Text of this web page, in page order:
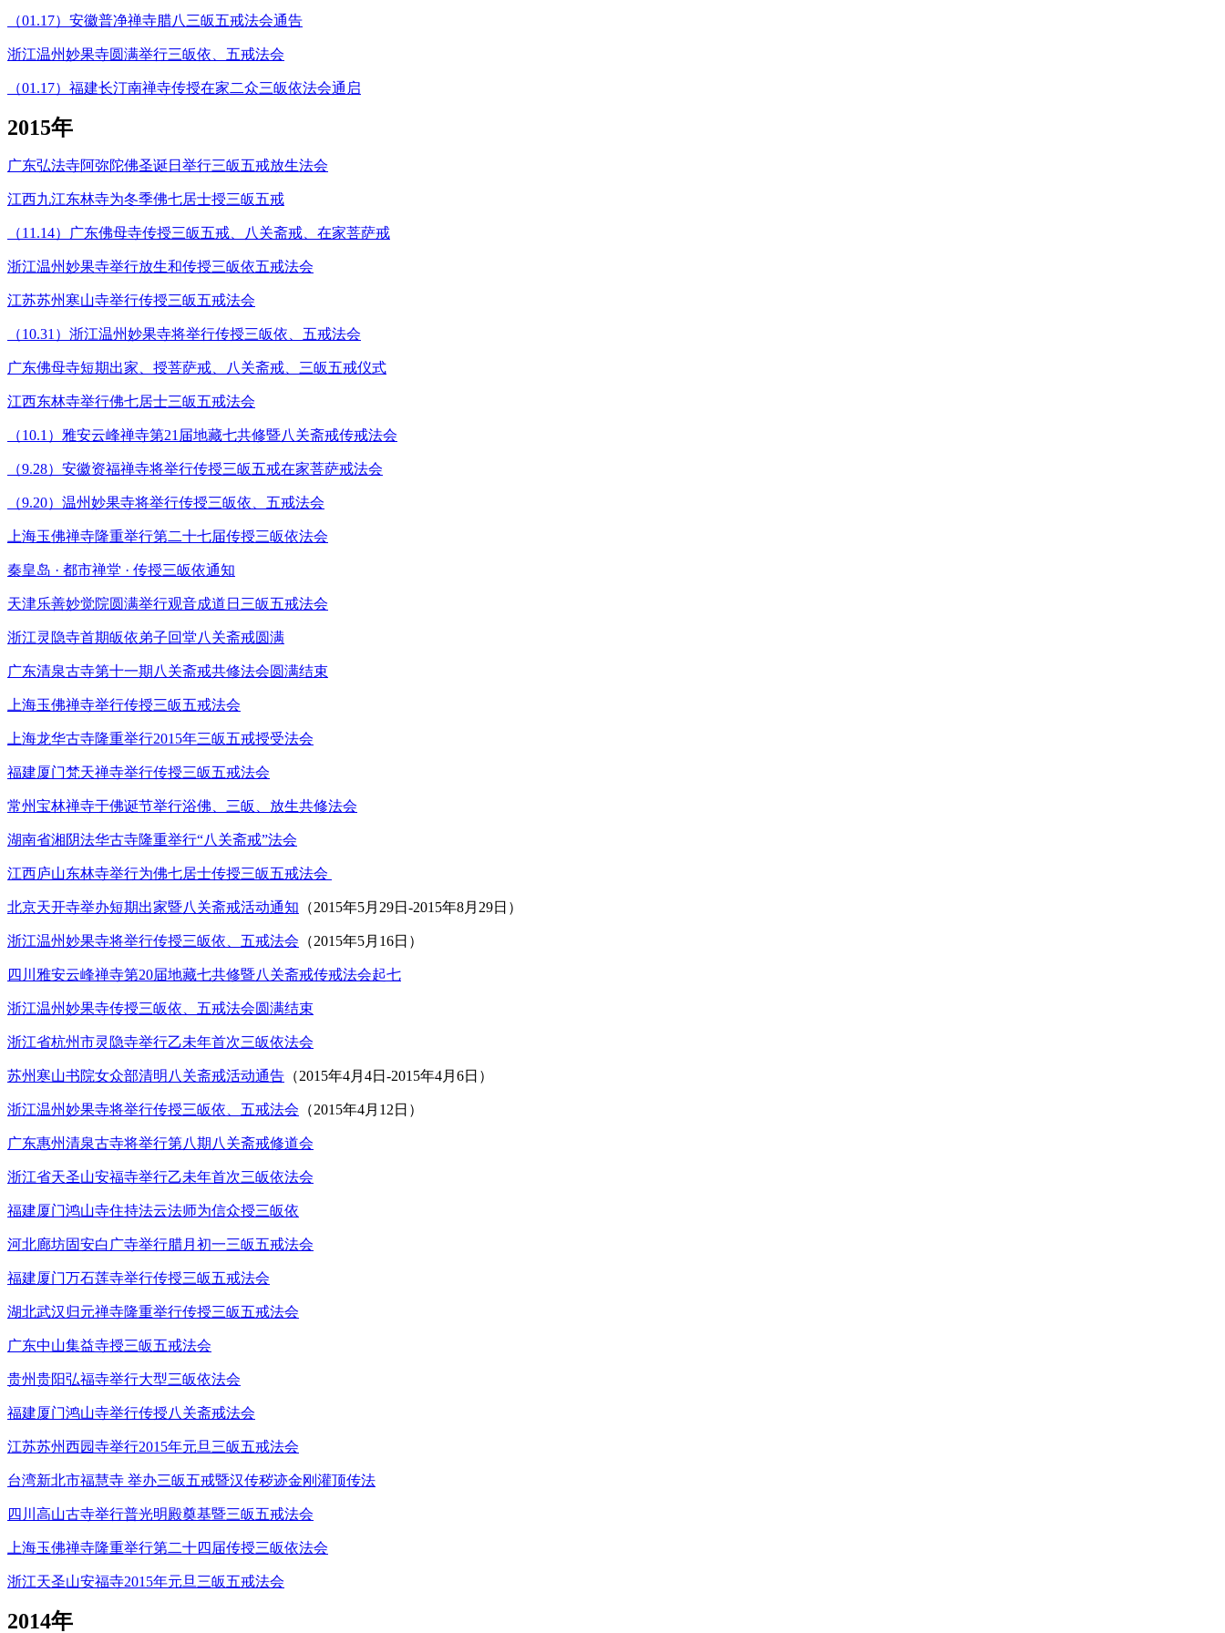
（01.17）安徽普净禅寺腊八三皈五戒法会通告
浙江温州妙果寺圆满举行三皈依、五戒法会
（01.17）福建长汀南禅寺传授在家二众三皈依法会通启
2015年
广东弘法寺阿弥陀佛圣诞日举行三皈五戒放生法会
江西九江东林寺为冬季佛七居士授三皈五戒
（11.14）广东佛母寺传授三皈五戒、八关斋戒、在家菩萨戒
浙江温州妙果寺举行放生和传授三皈依五戒法会
江苏苏州寒山寺举行传授三皈五戒法会
（10.31）浙江温州妙果寺将举行传授三皈依、五戒法会
广东佛母寺短期出家、授菩萨戒、八关斋戒、三皈五戒仪式
江西东林寺举行佛七居士三皈五戒法会
（10.1）雅安云峰禅寺第21届地藏七共修暨八关斋戒传戒法会
（9.28）安徽资福禅寺将举行传授三皈五戒在家菩萨戒法会
（9.20）温州妙果寺将举行传授三皈依、五戒法会
上海玉佛禅寺隆重举行第二十七届传授三皈依法会
秦皇岛 · 都市禅堂 · 传授三皈依通知
天津乐善妙觉院圆满举行观音成道日三皈五戒法会
浙江灵隐寺首期皈依弟子回堂八关斋戒圆满
广东清泉古寺第十一期八关斋戒共修法会圆满结束
上海玉佛禅寺举行传授三皈五戒法会
上海龙华古寺隆重举行2015年三皈五戒授受法会
福建厦门梵天禅寺举行传授三皈五戒法会
常州宝林禅寺于佛诞节举行浴佛、三皈、放生共修法会
湖南省湘阴法华古寺隆重举行“八关斋戒”法会
江西庐山东林寺举行为佛七居士传授三皈五戒法会
北京天开寺举办短期出家暨八关斋戒活动通知 （2015年5月29日-2015年8月29日）
浙江温州妙果寺将举行传授三皈依、五戒法会 （2015年5月16日）
四川雅安云峰禅寺第20届地藏七共修暨八关斋戒传戒法会起七
浙江温州妙果寺传授三皈依、五戒法会圆满结束
浙江省杭州市灵隐寺举行乙未年首次三皈依法会
苏州寒山书院女众部清明八关斋戒活动通告 （2015年4月4日-2015年4月6日）
浙江温州妙果寺将举行传授三皈依、五戒法会 （2015年4月12日）
广东惠州清泉古寺将举行第八期八关斋戒修道会
浙江省天圣山安福寺举行乙未年首次三皈依法会
福建厦门鸿山寺住持法云法师为信众授三皈依
河北廊坊固安白广寺举行腊月初一三皈五戒法会
福建厦门万石莲寺举行传授三皈五戒法会
湖北武汉归元禅寺隆重举行传授三皈五戒法会
广东中山集益寺授三皈五戒法会
贵州贵阳弘福寺举行大型三皈依法会
福建厦门鸿山寺举行传授八关斋戒法会
江苏苏州西园寺举行2015年元旦三皈五戒法会
台湾新北市福慧寺 举办三皈五戒暨汉传秽迹金刚灌顶传法
四川高山古寺举行普光明殿奠基暨三皈五戒法会
上海玉佛禅寺隆重举行第二十四届传授三皈依法会
浙江天圣山安福寺2015年元旦三皈五戒法会
2014年